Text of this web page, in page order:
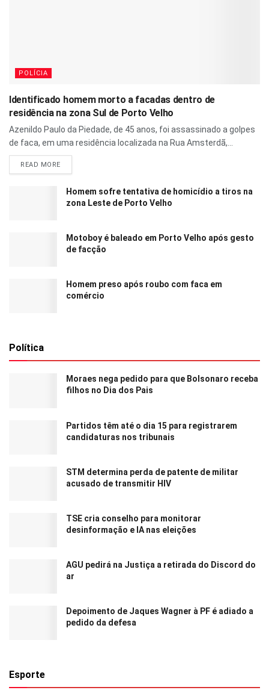
POLÍCIA
Identificado homem morto a facadas dentro de
residência na zona Sul de Porto Velho
Azenildo Paulo da Piedade, de 45 anos, foi assassinado a golpes
de faca, em uma residência localizada na Rua Amsterdã,...
READ MORE
Homem sofre tentativa de homicídio a tiros na
zona Leste de Porto Velho
Motoboy é baleado em Porto Velho após gesto
de facção
Homem preso após roubo com faca em
comércio
Política
Moraes nega pedido para que Bolsonaro receba
filhos no Dia dos Pais
Partidos têm até o dia 15 para registrarem
candidaturas nos tribunais
STM determina perda de patente de militar
acusado de transmitir HIV
TSE cria conselho para monitorar
desinformação e IA nas eleições
AGU pedirá na Justiça a retirada do Discord do
ar
Depoimento de Jaques Wagner à PF é adiado a
pedido da defesa
Esporte